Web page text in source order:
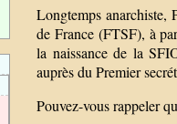
Longtemps anarchiste,
de France (FTSF), à
la naissance de la
auprès du Premier
Pouvez-vous rappeler